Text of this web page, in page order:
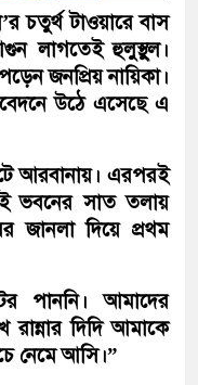
চতুর্থ টাওয়ারে বাস
লাগতেই হুলুস্থুল।
জনপ্রিয় নায়িকা।
উঠে এসেছে এ
আরবানায়। এরপরই
ভবনের সাত তলায়
জানলা দিয়ে প্রথম
পাননি। আমাদের
রান্নার দিদি আমাকে
নেমে আসি।”